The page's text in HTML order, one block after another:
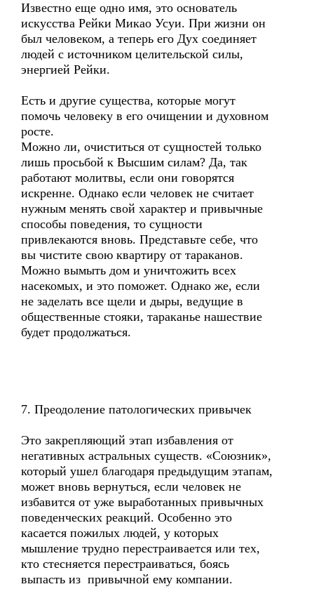
Известно еще одно имя, это основатель
искусства Рейки Микао Усуи. При жизни он
был человеком, а теперь его Дух соединяет
людей с источником целительской силы,
энергией Рейки.
Есть и другие существа, которые могут
помочь человеку в его очищении и духовном
росте.
Можно ли, очиститься от сущностей только
лишь просьбой к Высшим силам? Да, так
работают молитвы, если они говорятся
искренне. Однако если человек не считает
нужным менять свой характер и привычные
способы поведения, то сущности
привлекаются вновь. Представьте себе, что
вы чистите свою квартиру от тараканов.
Можно вымыть дом и уничтожить всех
насекомых, и это поможет. Однако же, если
не заделать все щели и дыры, ведущие в
общественные стояки, тараканье нашествие
будет продолжаться.
7. Преодоление патологических привычек
Это закрепляющий этап избавления от
негативных астральных существ. «Союзник»,
который ушел благодаря предыдущим этапам,
может вновь вернуться, если человек не
избавится от уже выработанных привычных
поведенческих реакций. Особенно это
касается пожилых людей, у которых
мышление трудно перестраивается или тех,
кто стесняется перестраиваться, боясь
выпасть из привычной ему компании.